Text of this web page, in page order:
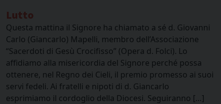
Lutto
Questa mattina il Signore ha chiamato a sé d. Giovanni
Carlo (Giancarlo) Mapelli, membro dell’Associazione
“Sacerdoti di Gesù Crocifisso” (Opera d. Folci). Lo
affidiamo alla misericordia del Signore perché possa
ottenere, nel Regno dei Cieli, il premio promesso ai suoi
servi fedeli. Ai fratelli e nipoti di d. Giancarlo
esprimiamo il cordoglio della Diocesi. Seguiranno […]